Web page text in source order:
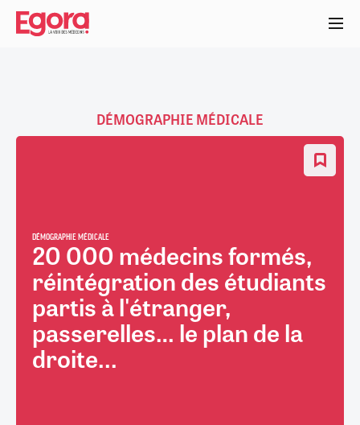
Aller
contenu
DÉMOGRAPHIE MÉDICALE
DÉMOGRAPHIE MÉDICALE
20 000 médecins formés,
réintégration des étudiants
partis à l'étranger,
passerelles… le plan de la
droite...